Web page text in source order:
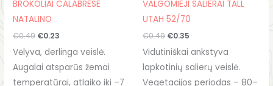
BROKOLIAI CALABRESE
NATALINO
€0.49 €0.23
Vėlyva, derlinga veislė.
Augalai atsparūs žemai
temperatūrai, atlaiko iki –7
VALGOMIEJI SALIERAI TALL
UTAH 52/70
€0.49 €0.35
Vidutiniškai ankstyva
lapkotinių salierų veislė.
Vegetacijos periodas – 80–